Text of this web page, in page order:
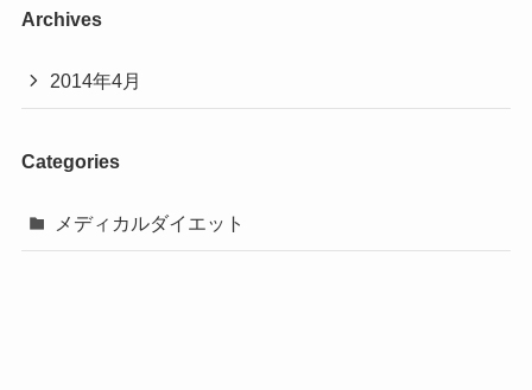
Archives
2014年4月
Categories
メディカルダイエット